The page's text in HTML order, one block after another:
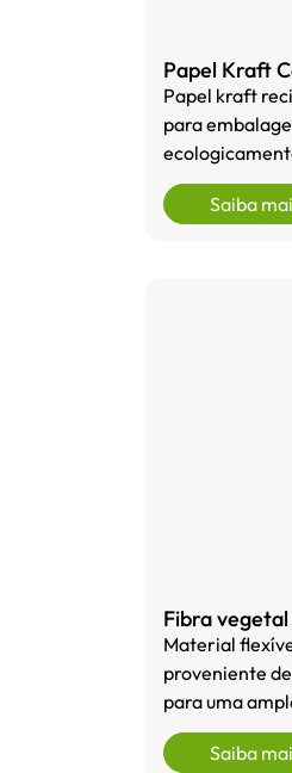
Papel Kraft
Papel kraft
para
Saiba
Fibra
Material
proveniente
para uma
Saiba